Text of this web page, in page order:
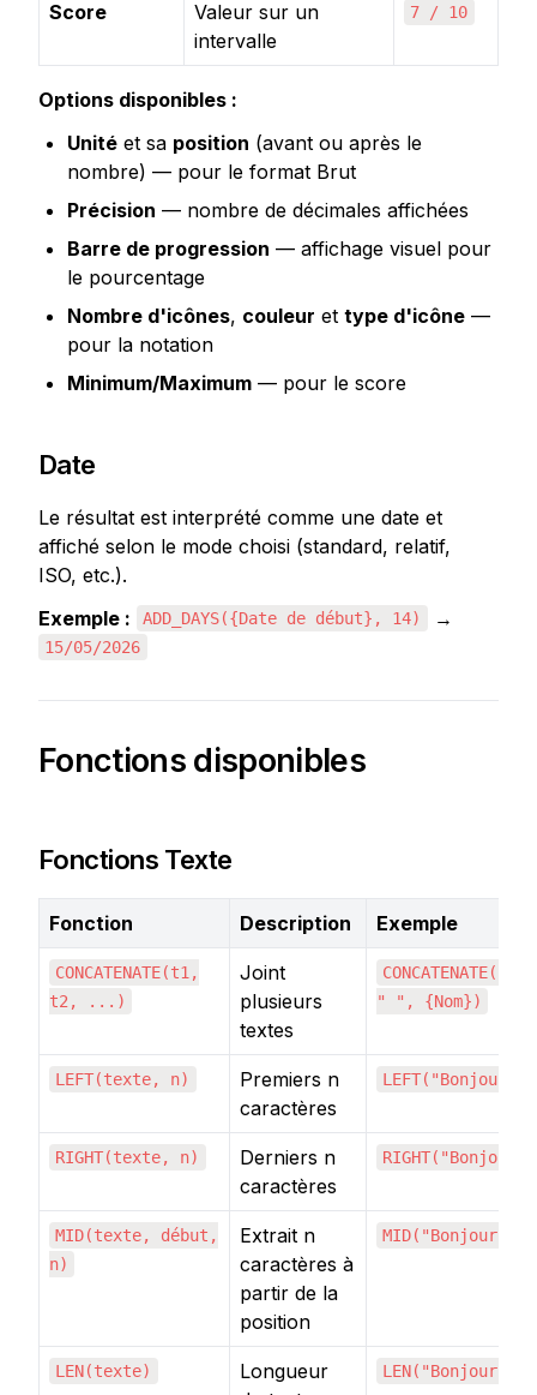
Score
Valeur sur un
intervalle
7 / 10
Options disponibles :
Unité et sa position (avant ou après le
nombre) — pour le format Brut
Précision — nombre de décimales affichées
Barre de progression — affichage visuel pour
le pourcentage
Nombre d'icônes, couleur et type d'icône —
pour la notation
Minimum/Maximum — pour le score
Date
Le résultat est interprété comme une date et
affiché selon le mode choisi (standard, relatif,
ISO, etc.).
Exemple :
ADD_DAYS({Date de début}, 14) →
15/05/2026
Fonctions disponibles
Fonctions Texte
Fonction Description Exemple
CONCATENATE(t1,
t2, ...)
Joint
plusieurs
textes
" ", {Nom})
LEFT(texte, n)
Premiers n
caractères
LEFT("Bonjour",
RIGHT(texte, n)
Derniers n
caractères
MID(texte, début,
n)
Extrait n
caractères à
partir de la
position
MID("Bonjour",
LEN(texte)
Longueur
LEN("Bonjour")